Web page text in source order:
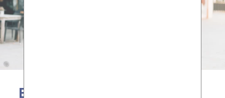
©
Ein­kau­fen in Bad Salz­